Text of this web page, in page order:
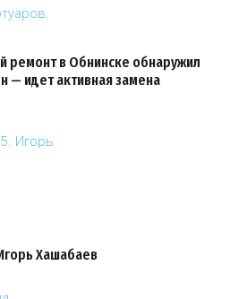
ремонт в Обнинске обнаружил
— идет активная замена
Хашабаев